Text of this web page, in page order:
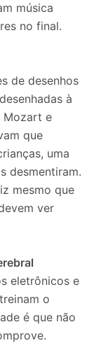
música
no final.
de desenhos
à
Mozart e
que
uma
desmentiram.
mesmo que
ver
eletrônicos e
o
é que não